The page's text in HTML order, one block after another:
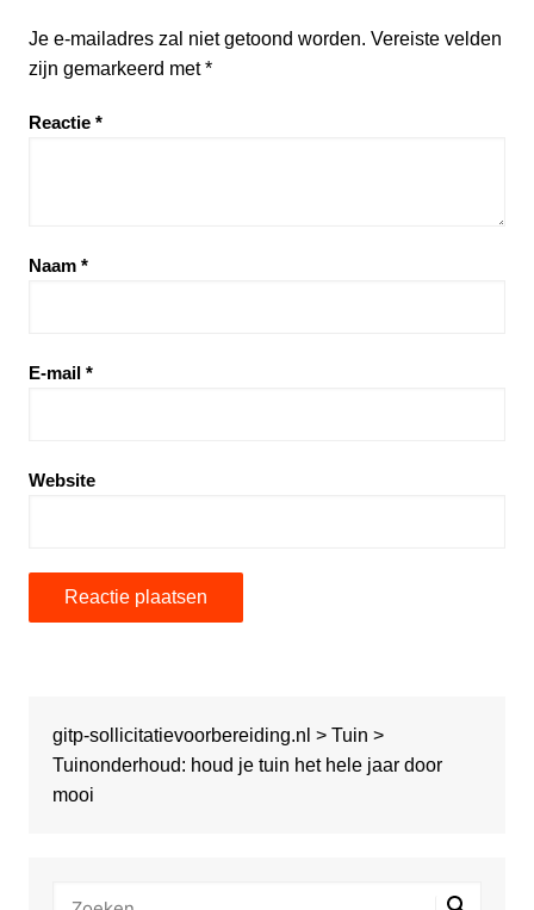
Je e-mailadres zal niet getoond worden. Vereiste velden
zijn gemarkeerd met*
Reactie *
Naam *
E-mail *
Website
gitp-sollicitatievoorbereiding.nl > Tuin >
Tuinonderhoud: houd je tuin het hele jaar door
mooi